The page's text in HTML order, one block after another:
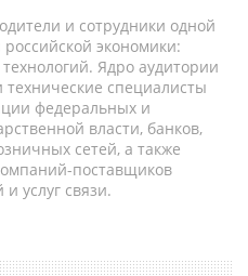
и сотрудники одной
экономики:
Ядро аудитории
специалисты
федеральных и
власти, банков,
сетей, а также
поставщиков
услуг связи.